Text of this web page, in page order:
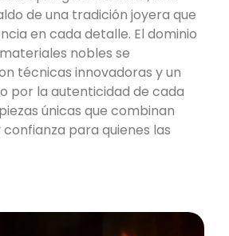
de una tradición joyera que
en cada detalle. El dominio
nobles se
técnicas innovadoras y un
por la autenticidad de cada
únicas que combinan
para quienes las